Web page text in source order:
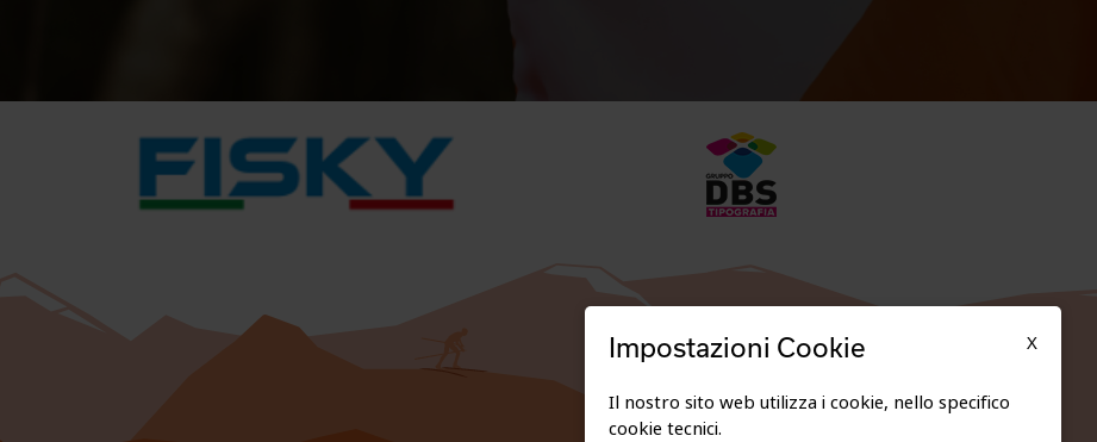
X
Impostazioni Cookie
Il nostro sito web utilizza i cookie, nello specifico
cookie tecnici.